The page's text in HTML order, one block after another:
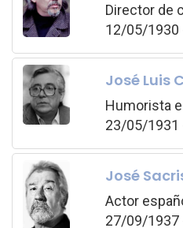
Director de
12/05/1930
José Luis
Humorista
23/05/1931
José
Actor
27/09/1937